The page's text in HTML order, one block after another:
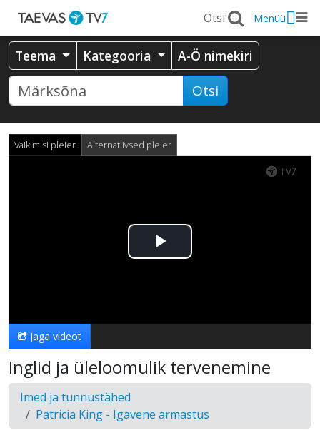
Menüü
Teema Kategooria A-Ö nimekiri
Otsi
Vaikimisi pleier Alternatiivsed pleier
Esita
Jaga videot
Inglid ja üleloomulik tervenemine
Imed ja tunnustähed
Patricia King - Igavene armastus